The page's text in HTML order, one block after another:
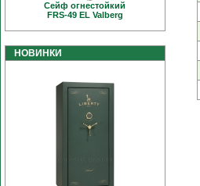
Сейф огнестойкий
FRS-49 EL Valberg
НОВИНКИ